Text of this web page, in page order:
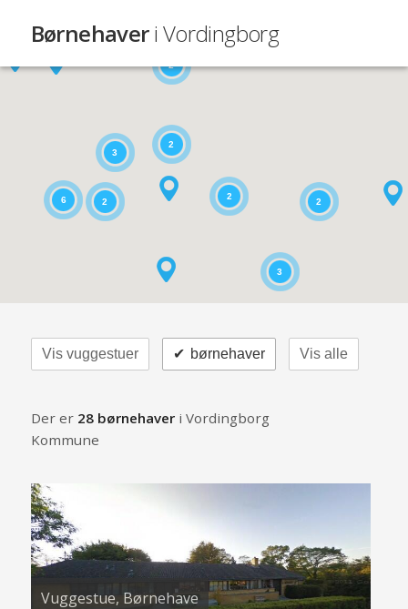
Børnehaveri Vordingborg
2
6
2
3
2
2
2
3
Vis vuggestuer børnehaver
✔ Vis alle
Der er 28 børnehaveri Vordingborg
Kommune
Vuggestue, Børnehave